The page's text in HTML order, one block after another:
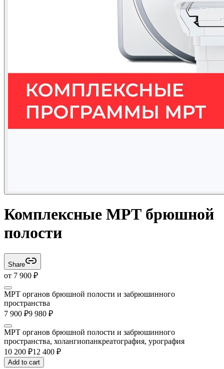
Комплексные МРТ брюшной
полости
Share
от 7 900 ₽
МРТ органов брюшной полости и забрюшинного
пространства
7 900 ₽9 980 ₽
МРТ органов брюшной полости и забрюшинного
пространства, холангиопанкреатография, урография
10 200 ₽12 400 ₽
Add to cart